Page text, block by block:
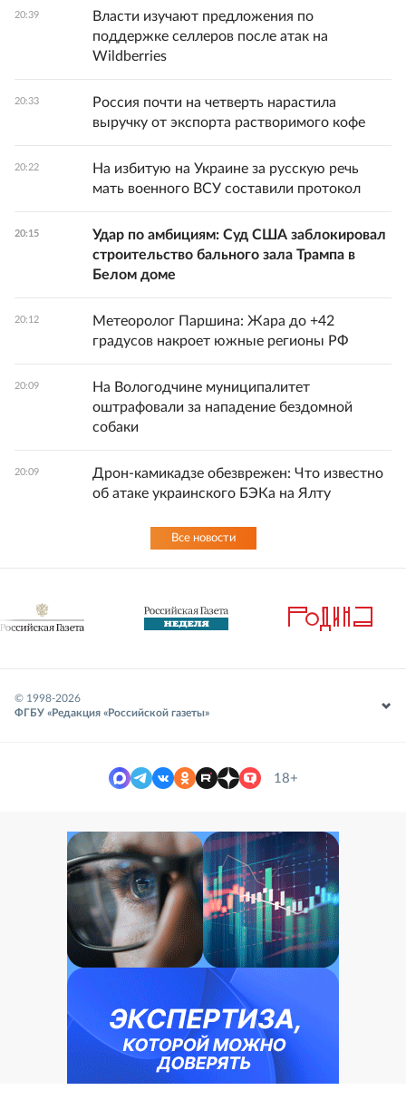
20:39
Власти изучают предложения по
поддержке селлеров после атак на
Wildberries
20:33
Россия почти на четверть нарастила
выручку от экспорта растворимого кофе
20:22
На избитую на Украине за русскую речь
мать военного ВСУ составили протокол
20:15
Удар по амбициям: Суд США заблокировал
строительство бального зала Трампа в
Белом доме
20:12
Метеоролог Паршина: Жара до +42
градусов накроет южные регионы РФ
20:09
На Вологодчине муниципалитет
оштрафовали за нападение бездомной
собаки
20:09
Дрон-камикадзе обезврежен: Что известно
об атаке украинского БЭКа на Ялту
Все новости
© 1998-2026
ФГБУ «Редакция «Российской газеты»
18+